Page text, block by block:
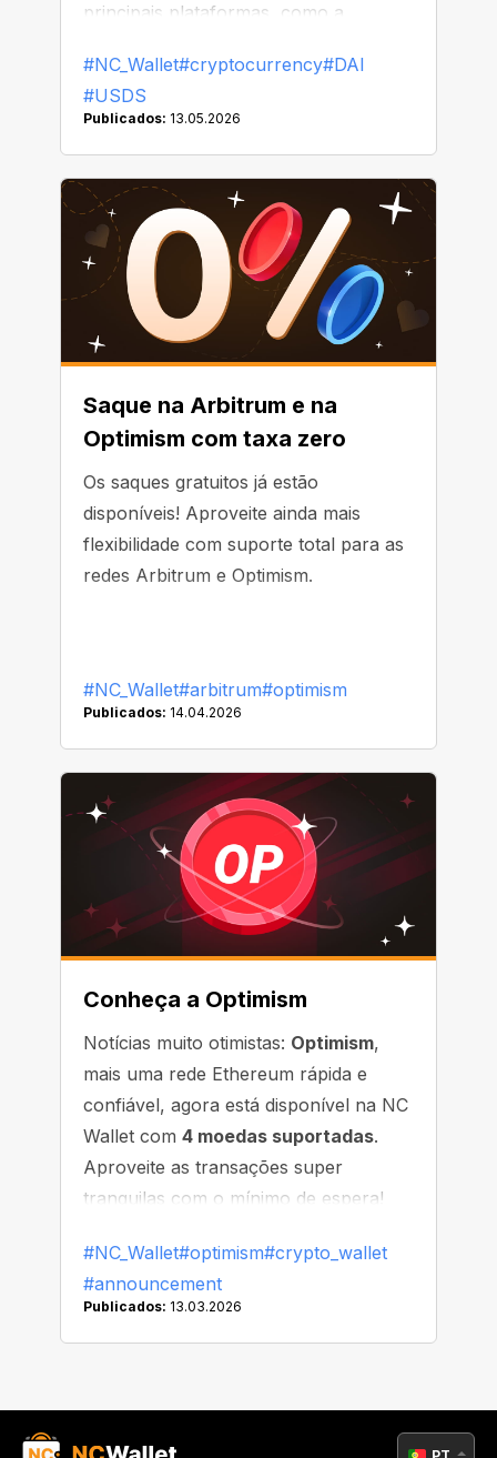
principais plataformas, como a
remover o DAI de suas listas
#NC_Wallet#cryptocurrency#DAI
#USDS
Publicados: 13.05.2026
Saque na Arbitrum e na
Optimism com taxa zero
Os saques gratuitos já estão
disponíveis! Aproveite ainda mais
flexibilidade com suporte total para as
redes Arbitrum e Optimism.
#NC_Wallet#arbitrum#optimism
Publicados: 14.04.2026
Conheça a Optimism
Notícias muito otimistas: Optimism,
mais uma rede Ethereum rápida e
confiável, agora está disponível na NC
Wallet com 4 moedas suportadas.
Aproveite as transações super
tranquilas com o mínimo de espera!
#NC_Wallet#optimism#crypto_wallet
#announcement
Publicados: 13.03.2026